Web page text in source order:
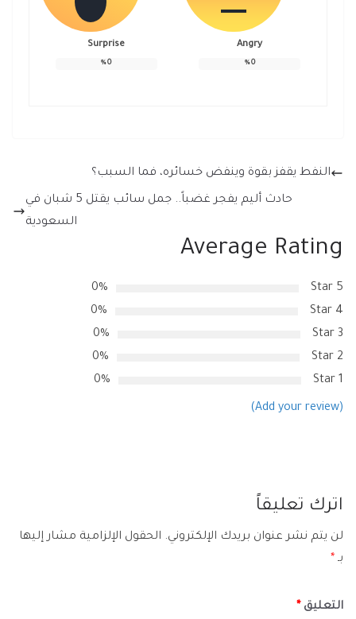
Angry
0
%
Surprise
0
%
النفط يقفز بقوة وينفض خسائره، فما السبب؟
حادث أليم يفجر غضباً.. جمل سائب يقتل 5 شبان في
السعودية
Average Rating
5 Star
0%
4 Star
0%
3 Star
0%
2 Star
0%
1 Star
0%
(Add your review)
اترك تعليقاً
لن يتم نشر عنوان بريدك الإلكتروني. الحقول الإلزامية مشار إليها
بـ *
التعليق *